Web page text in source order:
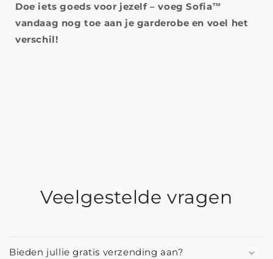
Doe iets goeds voor jezelf – voeg Sofia™
vandaag nog toe aan je garderobe en voel het
verschil!
Veelgestelde vragen
Bieden jullie gratis verzending aan?